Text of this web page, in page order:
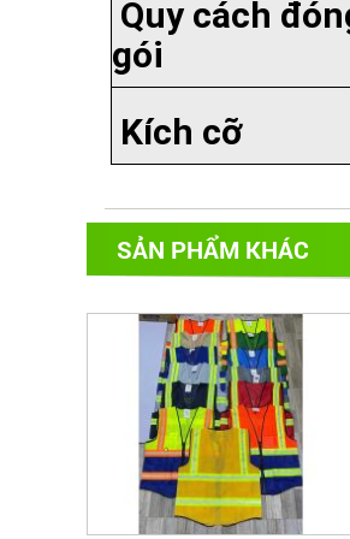
Quy cách
gói
Kích cỡ
SẢN PHẨM KHÁC